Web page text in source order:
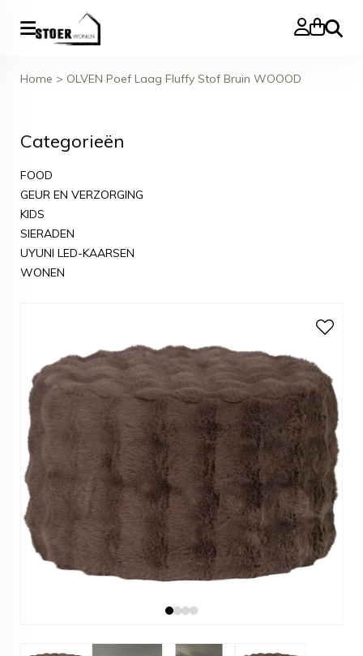
Zoeken
Home > OLVEN Poef Laag Fluffy Stof Bruin WOOOD
Categorieën
FOOD
GEUR EN VERZORGING
KIDS
SIERADEN
UYUNI LED-KAARSEN
WONEN